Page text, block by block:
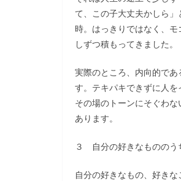
て、この子大丈夫かしら
時。はっきりではなく、
しずつ積もってきました。
実際のところ、内向的で
す。テキパキできずに人を
その場のトーンにそぐわ
あります。
３ 自分の好きなものの
自分の好きなもの、好き